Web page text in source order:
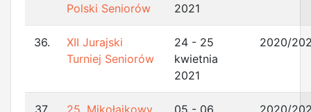
Polski Seniorów
2021
36.
XII Jurajski
Turniej Seniorów
24 - 25
kwietnia
2021
2020/